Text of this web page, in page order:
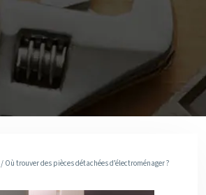
/ Où trouver des pièces détachées d’électroménager ?